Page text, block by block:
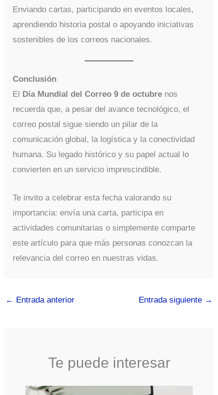
Enviando cartas, participando en eventos locales,
aprendiendo historia postal o apoyando iniciativas
sostenibles de los correos nacionales.
Conclusión
El
Día Mundial del Correo 9 de octubre nos
recuerda que, a pesar del avance tecnológico, el
correo postal sigue siendo un pilar de la
comunicación global, la logística y la conectividad
humana. Su legado histórico y su papel actual lo
convierten en un servicio imprescindible.
Te invito a celebrar esta fecha valorando su
importancia: envía una carta, participa en
actividades comunitarias o simplemente comparte
este artículo para que más personas conozcan la
relevancia del correo en nuestras vidas.
← Entrada anterior Entrada siguiente →
Te puede interesar